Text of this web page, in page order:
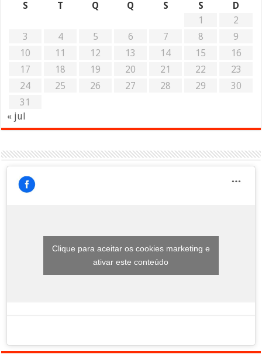
S
T Q Q S S
D
1
2
3
4 5 6 7 8
9
10
11 12 13 14 15
16
17
18 19 20 21 22
23
24
25 26 27 28 29
30
31
« jul
Clique para aceitar os cookies marketing e
ativar este conteúdo